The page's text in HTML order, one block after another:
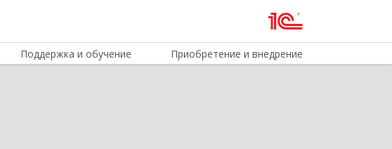
Поддержка и обучение Приобретение и внедрение